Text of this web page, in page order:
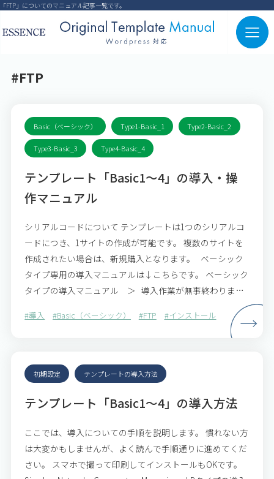
「FTP」についてのマニュアル記事一覧です。
#FTP
Basic（ベーシック） Type1-Basic_1 Type2-Basic_2
Type3-Basic_3 Type4-Basic_4
テンプレート「Basic1～4」の導入・操
作マニュアル
シリアルコードについて テンプレートは1つのシリアルコ
ードにつき、1サイトの作成が可能です。 複数のサイトを
作成されたい場合は、新規購入となります。 ベーシック
タイプ専用の導入マニュアルは↓こちらです。 ベーシック
タイプの導入マニュアル ＞ 導入作業が無事終わりまし
#導入 #Basic（ベーシック） #FTP #インストール
初期設定 テンプレートの導入方法
テンプレート「Basic1～4」の導入方法
ここでは、導入についての手順を説明します。 慣れない方
は大変かもしませんが、よく読んで手順通りに進めてくだ
さい。 スマホで撮って印刷してインストールもOKです。